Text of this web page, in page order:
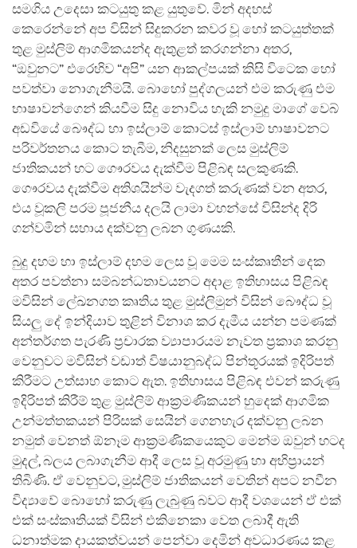
සමගිය උදෙසා කටයුතු කළ යුතුවේ. මින් අදහස්
කෙරෙන්නේ අප විසින් සිදුකරන කවර වූ හෝ කටයුත්තක්
තුළ මුස්ලිම් ආගමිකයන්ද ඇතුළත් කරගන්නා අතර,
“ඔවුනට” එරෙහිව “අපි” යන ආකල්පයක් කිසි විටෙක හෝ
පවත්වා නොගැනීමයි. බොහෝ පුද්ගලයන් එම කරුණු එම
භාෂාවන්ගෙන් කියවීම සිදු නොවිය හැකි නමුදු මාගේ වෙබ්
අඩවියේ බෞද්ධ හා ඉස්ලාම් කොටස් ඉස්ලාම් භාෂාවනට
පරිවර්තනය කොට තැබීම, නිදසුනක් ලෙස මුස්ලිම්
ජාතිකයන් හට ගෞරවය දැක්වීම පිළිබඳ සලකුණකි.
ගෞරවය දැක්වීම අතිශයින්ම වැදගත් කරුණක් වන අතර,
එය වූකලි පරම පූජනීය දලයි ලාමා වහන්සේ විසින්ද දිරි
ගන්වමින් සහාය දක්වනු ලබන ගුණයකි.
බුදු දහම හා ඉස්ලාම් දහම ලෙස වූ මෙම සංස්කෘතීන් දෙක
අතර පවත්නා සම්බන්ධතාවයනට අදාළ ඉතිහාසය පිළිබඳ
මවිසින් ලේඛනගත කෘතිය තුළ මුස්ලිමුන් විසින් බෞද්ධ වූ
සියලු දේ ඉන්දියාව තුළින් විනාශ කර දැමීය යන්න පමණක්
අන්තර්ගත පැරණි ප්‍රචාරක ව්‍යාපාරයම නැවත ප්‍රකාශ කරනු
වෙනුවට මවිසින් වඩාත් විෂයානුබද්ධ පින්තූරයක් ඉදිරිපත්
කිරීමට උත්සාහ කොට ඇත. ඉතිහාසය පිළිබඳ‍ එවන් කරුණු
ඉදිරිපත් කිරීම් තුළ මුස්ලිම් ආක්‍රමණිකයන් හුදෙක් ආගමික
උන්මත්තකයන් පිරිසක් සෙයින් ගෙනහැර දක්වනු ලබන
නමුත් වෙනත් ඕනෑම ආක්‍රමණිකයෙකුට මෙන්ම ඔවුන් හටද
මුදල්, බලය ලබාගැනීම ආදී ලෙස වූ අරමුණු හා අභිප්‍රායන්
තිබිණි. ඒ වෙනුවට, මුස්ලිම් ජාතිකයන් වෙතින් අපට නවීන
විද්‍යාවේ බොහෝ කරුණු ලැබුණු බවට ආදී වශයෙන් ඒ එක්
එක් සංස්කෘතියක් විසින් එකිනෙකා වෙත ලබාදී ඇති
ධනාත්මක දායකත්වයන් පෙන්වා දෙමින් අවධාරණය කළ